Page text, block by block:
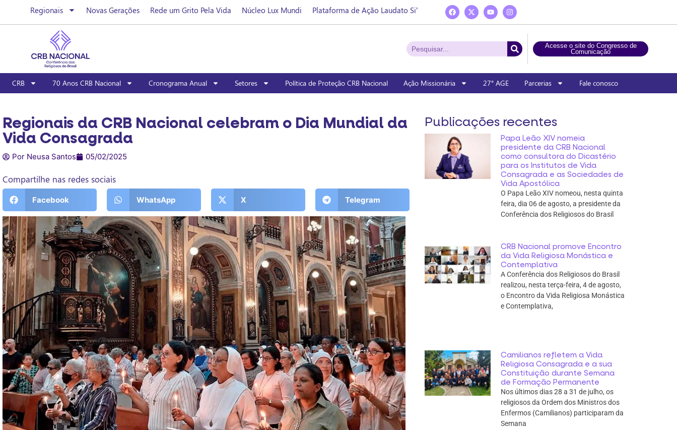
Regionais Novas Gerações Rede um Grito Pela Vida Núcleo Lux Mundi Plataforma de Ação Laudato Si’
Acesse o site do Congresso de
Comunicação
CRB 70 Anos CRB Nacional Cronograma Anual Setores Política de Proteção CRB Nacional Ação Missionária 27° AGE Parcerias Fale conosco
Regionais da CRB Nacional celebram o Dia Mundial da
Vida Consagrada
Por Neusa Santos 05/02/2025
Compartilhe nas redes sociais
Facebook WhatsApp X Telegram
Publicações recentes
Papa Leão XIV nomeia
presidente da CRB Nacional
como consultora do Dicastério
para os Institutos de Vida
Consagrada e as Sociedades de
Vida Apostólica
O Papa Leão XIV nomeou, nesta quinta
feira, dia 06 de agosto, a presidente da
Conferência dos Religiosos do Brasil
CRB Nacional promove Encontro
da Vida Religiosa Monástica e
Contemplativa
A Conferência dos Religiosos do Brasil
realizou, nesta terça-feira, 4 de agosto,
o Encontro da Vida Religiosa Monástica
e Contemplativa,
Camilianos refletem a Vida
Religiosa Consagrada e a sua
Constituição durante Semana
de Formação Permanente
Nos últimos dias 28 a 31 de julho, os
religiosos da Ordem dos Ministros dos
Enfermos (Camilianos) participaram da
Semana